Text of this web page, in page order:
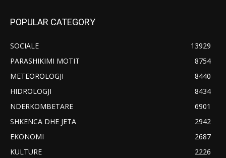
POPULAR CATEGORY
SOCIALE
13929
PARASHIKIMI MOTIT
8754
METEOROLOGJI
8440
HIDROLOGJI
8434
NDERKOMBETARE
6901
SHKENCA DHE JETA
2942
EKONOMI
2687
KULTURE
2226